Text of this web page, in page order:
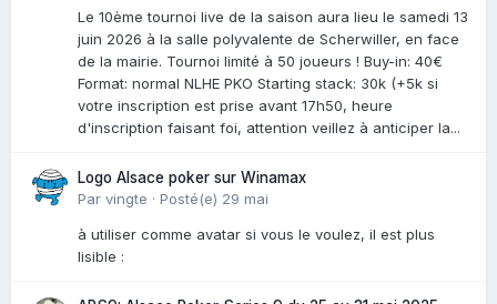
Le 10ème tournoi live de la saison aura lieu le samedi 13
juin 2026 à la salle polyvalente de Scherwiller, en face
de la mairie. Tournoi limité à 50 joueurs ! Buy-in: 40€
Format: normal NLHE PKO Starting stack: 30k (+5k si
votre inscription est prise avant 17h50, heure
d'inscription faisant foi, attention veillez à anticiper la...
Logo Alsace poker sur Winamax
Par vingte · Posté(e) 29 mai
à utiliser comme avatar si vous le voulez, il est plus
lisible :